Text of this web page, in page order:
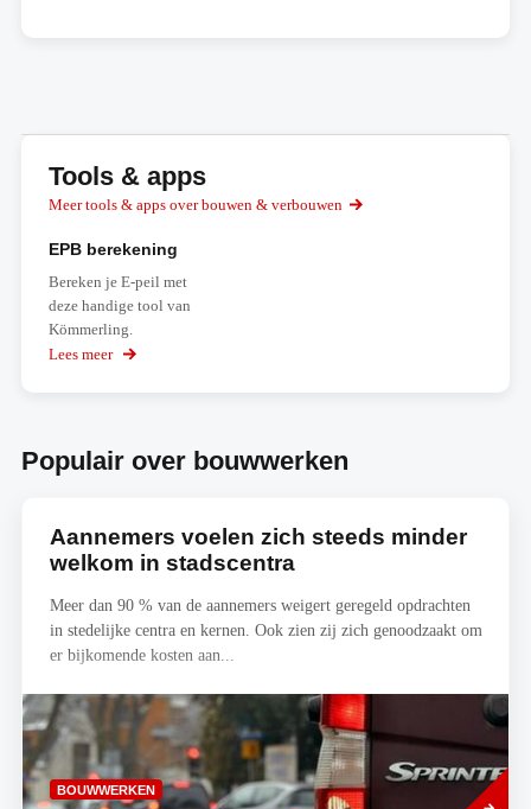
Tools & apps
Meer tools & apps over bouwen & verbouwen
EPB berekening
Bereken je E-peil met
deze handige tool van
Kömmerling.
Lees meer over
Populair over bouwwerken
Aannemers voelen zich steeds minder
welkom in stadscentra
Meer dan 90 % van de aannemers weigert geregeld opdrachten
in stedelijke centra en kernen. Ook zien zij zich genoodzaakt om
er bijkomende kosten aan...
BOUWWERKEN
Lees
meer